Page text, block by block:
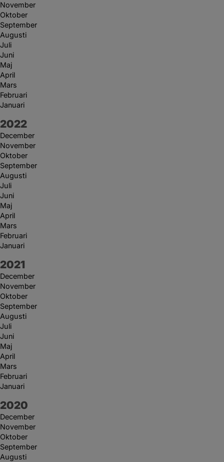
November
Oktober
September
Augusti
Juli
Juni
Maj
April
Mars
Februari
Januari
År:
2022
December
November
Oktober
September
Augusti
Juli
Juni
Maj
April
Mars
Februari
Januari
År:
2021
December
November
Oktober
September
Augusti
Juli
Juni
Maj
April
Mars
Februari
Januari
År:
2020
December
November
Oktober
September
Augusti